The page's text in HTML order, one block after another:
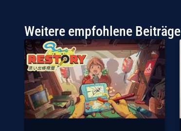
Weitere empfohlene Beiträge